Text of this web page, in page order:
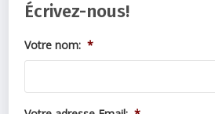
Écrivez-nous!
Votre nom: *